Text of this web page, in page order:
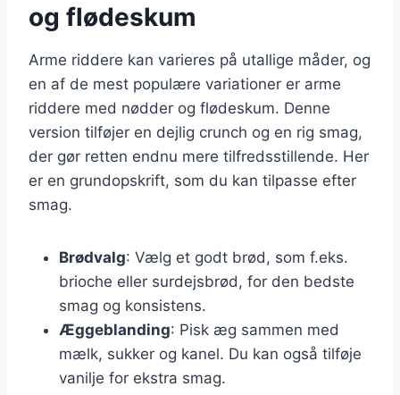
og flødeskum
Arme riddere kan varieres på utallige måder, og
en af de mest populære variationer er arme
riddere med nødder og flødeskum. Denne
version tilføjer en dejlig crunch og en rig smag,
der gør retten endnu mere tilfredsstillende. Her
er en grundopskrift, som du kan tilpasse efter
smag.
Brødvalg: Vælg et godt brød, som f.eks.
brioche eller surdejsbrød, for den bedste
smag og konsistens.
Æggeblanding: Pisk æg sammen med
mælk, sukker og kanel. Du kan også tilføje
vanilje for ekstra smag.